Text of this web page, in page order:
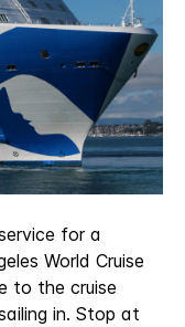
for a
World Cruise
to the cruise
in. Stop at